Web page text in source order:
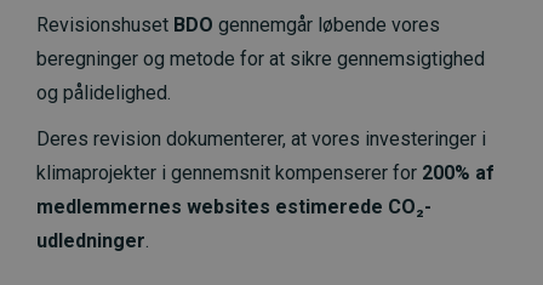
Revisionshuset BDO gennemgår løbende vores
beregninger og metode for at sikre gennemsigtighed
og pålidelighed.
Deres revision dokumenterer, at vores investeringer i
klimaprojekter i gennemsnit kompenserer for 200% af
medlemmernes websites estimerede CO₂-
udledninger.